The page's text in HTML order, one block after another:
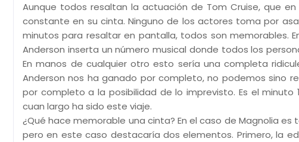
Aunque todos resaltan la actuación de Tom Cruise, que
constante en su cinta. Ninguno de los actores toma por
minutos para resaltar en pantalla, todos son memorables.
Anderson inserta un número musical donde todos los
En manos de cualquier otro esto sería una completa
Anderson nos ha ganado por completo, no podemos sino
por completo a la posibilidad de lo imprevisto. Es el
cuan largo ha sido este viaje.
¿Qué hace memorable una cinta? En el caso de Magnolia
pero en este caso destacaría dos elementos. Primero, la